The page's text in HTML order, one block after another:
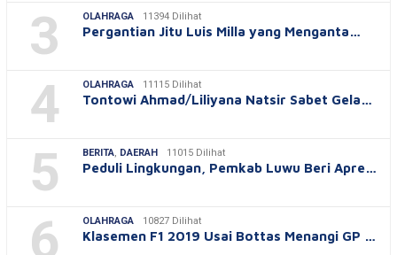
3 OLAHRAGA 11394 Dilihat
Pergantian Jitu Luis Milla yang Menganta…
4 OLAHRAGA 11115 Dilihat
Tontowi Ahmad/Liliyana Natsir Sabet Gela…
5 BERITA, DAERAH 11015 Dilihat
Peduli Lingkungan, Pemkab Luwu Beri Apre…
6 OLAHRAGA 10827 Dilihat
Klasemen F1 2019 Usai Bottas Menangi GP …